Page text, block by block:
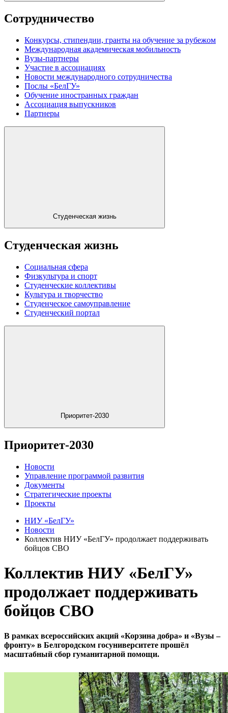
Сотрудничество
Конкурсы, стипендии, гранты на обучение за рубежом
Международная академическая мобильность
Вузы-партнеры
Участие в ассоциациях
Новости международного сотрудничества
Послы «БелГУ»
Обучение иностранных граждан
Ассоциация выпускников
Партнеры
Студенческая жизнь
Студенческая жизнь
Социальная сфера
Физкультура и спорт
Студенческие коллективы
Культура и творчество
Студенческое самоуправление
Студенческий портал
Приоритет-2030
Приоритет-2030
Новости
Управление программой развития
Документы
Стратегические проекты
Проекты
НИУ «БелГУ»
Новости
Коллектив НИУ «БелГУ» продолжает поддерживать
бойцов СВО
Коллектив НИУ «БелГУ»
продолжает поддерживать
бойцов СВО
В рамках всероссийских акций «Корзина добра» и «Вузы –
фронту» в Белгородском госуниверситете прошёл
масштабный сбор гуманитарной помощи.